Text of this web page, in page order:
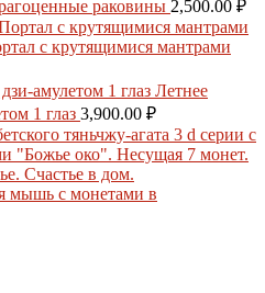
раковины 2,500.00 ₽
с крутящимися мантрами
Летнее
1 глаз 3,900.00 ₽
мышь с монетами в